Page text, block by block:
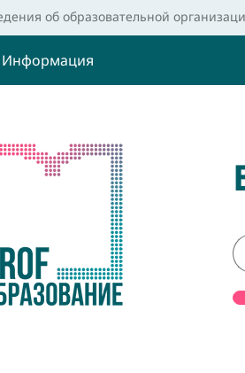
об образовательной
Информация